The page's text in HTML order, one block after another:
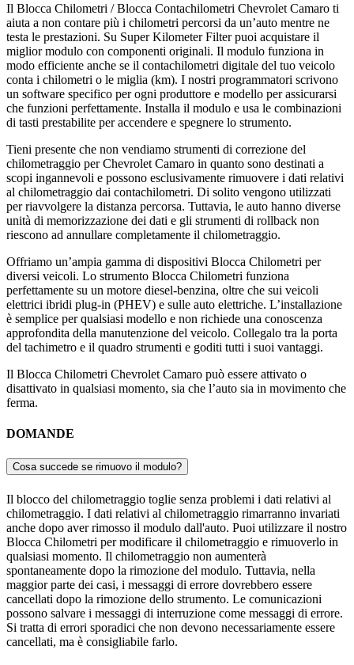
Il Blocca Chilometri / Blocca Contachilometri Chevrolet Camaro ti
aiuta a non contare più i chilometri percorsi da un’auto mentre ne
testa le prestazioni. Su Super Kilometer Filter puoi acquistare il
miglior modulo con componenti originali. Il modulo funziona in
modo efficiente anche se il contachilometri digitale del tuo veicolo
conta i chilometri o le miglia (km). I nostri programmatori scrivono
un software specifico per ogni produttore e modello per assicurarsi
che funzioni perfettamente. Installa il modulo e usa le combinazioni
di tasti prestabilite per accendere e spegnere lo strumento.
Tieni presente che non vendiamo strumenti di correzione del
chilometraggio per Chevrolet Camaro in quanto sono destinati a
scopi ingannevoli e possono esclusivamente rimuovere i dati relativi
al chilometraggio dai contachilometri. Di solito vengono utilizzati
per riavvolgere la distanza percorsa. Tuttavia, le auto hanno diverse
unità di memorizzazione dei dati e gli strumenti di rollback non
riescono ad annullare completamente il chilometraggio.
Offriamo un’ampia gamma di dispositivi Blocca Chilometri per
diversi veicoli. Lo strumento Blocca Chilometri funziona
perfettamente su un motore diesel-benzina, oltre che sui veicoli
elettrici ibridi plug-in (PHEV) e sulle auto elettriche. L’installazione
è semplice per qualsiasi modello e non richiede una conoscenza
approfondita della manutenzione del veicolo. Collegalo tra la porta
del tachimetro e il quadro strumenti e goditi tutti i suoi vantaggi.
Il Blocca Chilometri Chevrolet Camaro può essere attivato o
disattivato in qualsiasi momento, sia che l’auto sia in movimento che
ferma.
DOMANDE
Cosa succede se rimuovo il modulo?
Il blocco del chilometraggio toglie senza problemi i dati relativi al
chilometraggio. I dati relativi al chilometraggio rimarranno invariati
anche dopo aver rimosso il modulo dall'auto. Puoi utilizzare il nostro
Blocca Chilometri per modificare il chilometraggio e rimuoverlo in
qualsiasi momento. Il chilometraggio non aumenterà
spontaneamente dopo la rimozione del modulo. Tuttavia, nella
maggior parte dei casi, i messaggi di errore dovrebbero essere
cancellati dopo la rimozione dello strumento. Le comunicazioni
possono salvare i messaggi di interruzione come messaggi di errore.
Si tratta di errori sporadici che non devono necessariamente essere
cancellati, ma è consigliabile farlo.